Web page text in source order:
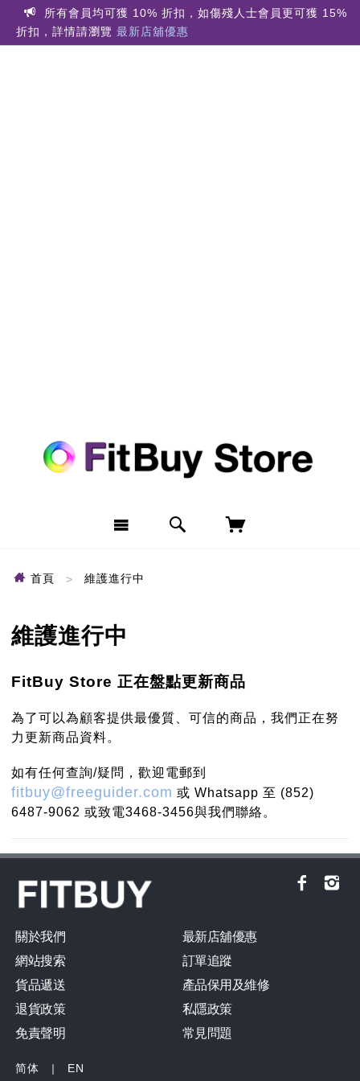
所有會員均可獲 10% 折扣，如傷殘人士會員更可獲 15%
折扣，詳情請瀏覽 最新店舖優惠
首頁 維護進行中
維護進行中
FitBuy Store 正在盤點更新商品
為了可以為顧客提供最優質、可信的商品，我們正在努
力更新商品資料。
如有任何查詢/疑問，歡迎電郵到
fitbuy@freeguider.com 或 Whatsapp 至 (852)
6487-9062 或致電3468-3456與我們聯絡。
關於我們
最新店舖優惠
網站搜索
訂單追蹤
貨品遞送
產品保用及維修
退貨政策
私隱政策
免責聲明
常見問題
简体 | EN